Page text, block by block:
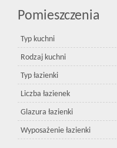
Pomieszczenia
Typ kuchni
Rodzaj kuchni
Typ łazienki
Liczba łazienek
Glazura łazienki
Wyposażenie łazienki